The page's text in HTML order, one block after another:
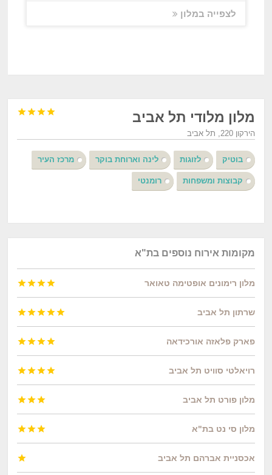
לצפייה במלון
מלון מלודי תל אביב 



הירקון 220, תל אביב
בוטיק לזוגות לינה וארוחת בוקר מרכז העיר
קבוצות ומשפחות רומנטי
מקומות אירוח נוספים בת"א
מלון רימונים אופטימה טאואר 



שרתון תל אביב 




פארק פלאזה אורכידאה 



רויאלטי סוויט תל אביב 



מלון פורט תל אביב 


מלון סי נט בת"א 


אכסניית אברהם תל אביב 